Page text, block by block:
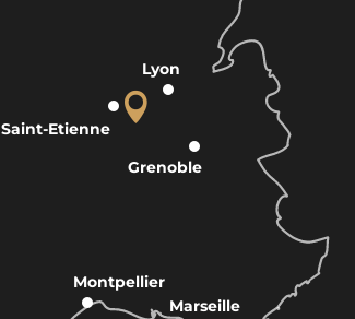
Lyon
Grenoble
Marseille
Montpellier
Saint-Etienne